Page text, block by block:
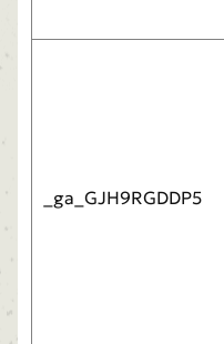
_ga_GJH9RGDDP5